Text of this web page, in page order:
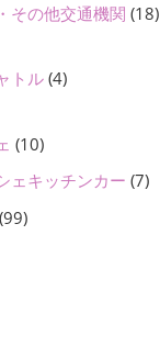
その他交通機関 (18)
トル (4)
(10)
ェキッチンカー (7)
(99)